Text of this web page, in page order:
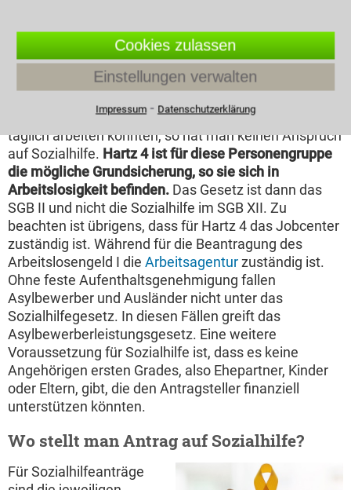
des Ehepartners. Obendrein gibt es Steuern oder
Pflichtbeiträge die entrichtet werden müssen und
deshalb nicht in die Sozialhilfeleistungsberechnung
alle 15 bis 64-jährigen zu die mindestens drei Stunden
täglich arbeiten könnten, so hat man keinen Anspruch
auf Sozialhilfe. Hartz 4 ist für diese Personengruppe
die mögliche Grundsicherung, so sie sich in
Arbeitslosigkeit befinden. Das Gesetz ist dann das
SGB II und nicht die Sozialhilfe im SGB XII. Zu
beachten ist übrigens, dass für Hartz 4 das Jobcenter
zuständig ist. Während für die Beantragung des
Arbeitslosengeld I die Arbeitsagenturzuständig ist.
Ohne feste Aufenthaltsgenehmigung fallen
Asylbewerber und Ausländer nicht unter das
Sozialhilfegesetz. In diesen Fällen greift das
Asylbewerberleistungsgesetz. Eine weitere
Voraussetzung für Sozialhilfe ist, dass es keine
Angehörigen ersten Grades, also Ehepartner, Kinder
oder Eltern, gibt, die den Antragsteller finanziell
unterstützen könnten.
Wo stellt man Antrag auf Sozialhilfe?
Für Sozialhilfeanträge
Cookies zulassen
Einstellungen verwalten
Impressum⁃ Datenschutzerklärung